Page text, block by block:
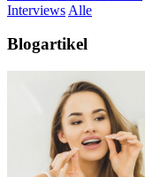
Interviews Alle
Blogartikel